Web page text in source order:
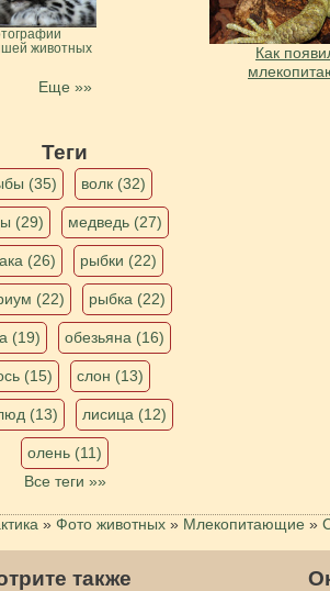
Как
животных
Еще »»
Теги
(35) волк (32)
(29) медведь (27)
(26) рыбки (22)
(22) рыбка (22)
(19) обезьяна (16)
(15) слон (13)
(13) лисица (12)
олень (11)
Все теги »»
» Фото животных » Млекопитающие »
также